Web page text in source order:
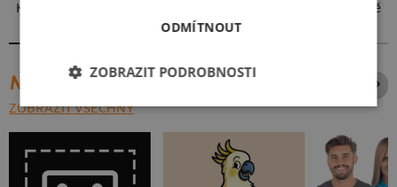
Kakat-du Ve formě
NEJPRODÁVANĚJŠÍ POTISKY
ZOBRAZIT VŠECHNY
ODMÍTNOUT
ZOBRAZIT PODROBNOSTI